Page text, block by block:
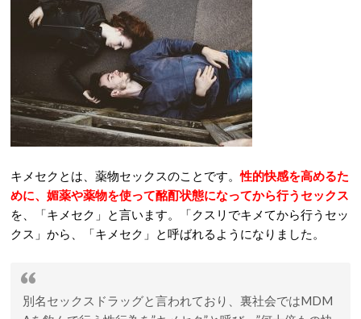
キメセクとは、薬物セックスのことです。性的快感を高めるた
めに、媚薬や薬物を使って酩酊状態になってから行うセックス
を、「キメセク」と言います。「クスリでキメてから行うセッ
クス」から、「キメセク」と呼ばれるようになりました。
別名セックスドラッグと言われており、裏社会ではMDM